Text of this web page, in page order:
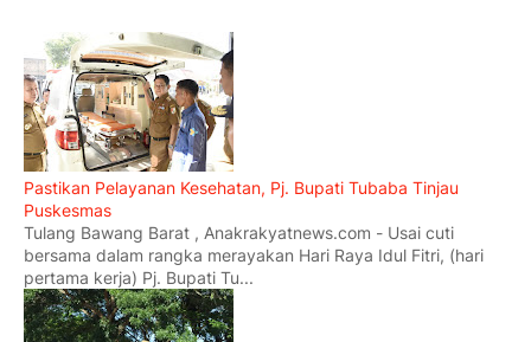
Pastikan Pelayanan Kesehatan, Pj. Bupati Tubaba Tinjau
Puskesmas
Tulang Bawang Barat , Anakrakyatnews.com - Usai cuti
bersama dalam rangka merayakan Hari Raya Idul Fitri, (hari
pertama kerja) Pj. Bupati Tu...